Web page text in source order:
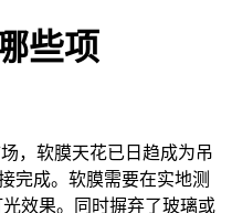
些项
，软膜天花已日趋成为吊
完成。软膜需要在实地测
效果。同时摒弃了玻璃或